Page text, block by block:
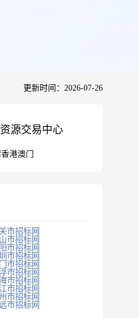
更新时间：2026-07-26
源交易中心
香港澳门
市招标网
市招标网
市招标网
市招标网
市招标网
市招标网
市招标网
市招标网
市招标网
市招标网